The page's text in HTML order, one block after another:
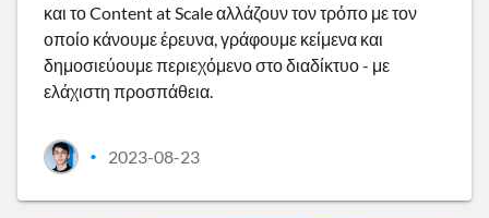
και το Content at Scale αλλάζουν τον τρόπο με τον
οποίο κάνουμε έρευνα, γράφουμε κείμενα και
δημοσιεύουμε περιεχόμενο στο διαδίκτυο - με
ελάχιστη προσπάθεια.
• 2023-08-23